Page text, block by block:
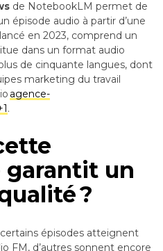
de NotebookLM permet de
épisode audio à partir d’une
en 2023, comprend un
dans un format audio
de cinquante langues, dont
marketing du travail
agence-
.
un
?
épisodes atteignent
FM, d’autres sonnent encore